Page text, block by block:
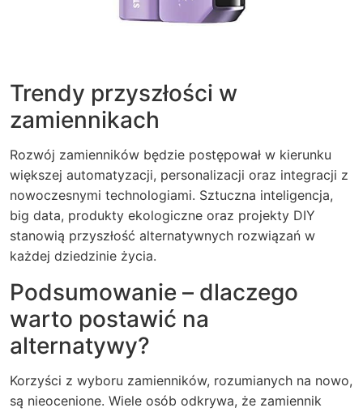
Trendy przyszłości w
zamiennikach
Rozwój zamienników będzie postępował w kierunku
większej automatyzacji, personalizacji oraz integracji z
nowoczesnymi technologiami. Sztuczna inteligencja,
big data, produkty ekologiczne oraz projekty DIY
stanowią przyszłość alternatywnych rozwiązań w
każdej dziedzinie życia.
Podsumowanie – dlaczego
warto postawić na
alternatywy?
Korzyści z wyboru zamienników, rozumianych na nowo,
są nieocenione. Wiele osób odkrywa, że zamiennik